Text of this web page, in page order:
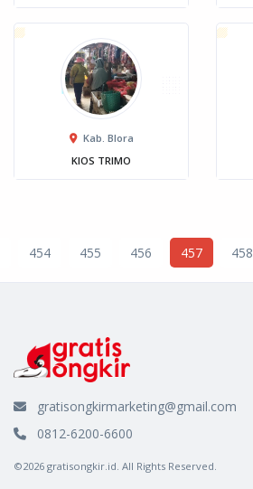
Kab. Blora
KIOS TRIMO
454 455 456 457 458
gratisongkirmarketing@gmail.com
0812-6200-6600
©2026 gratisongkir.id. All Rights Reserved.